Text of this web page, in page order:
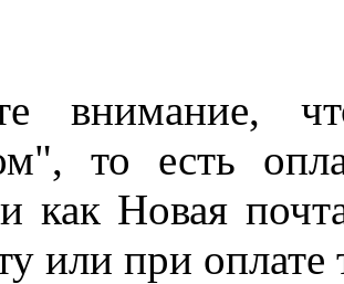
внимание,
то есть
как Новая
или при оплате